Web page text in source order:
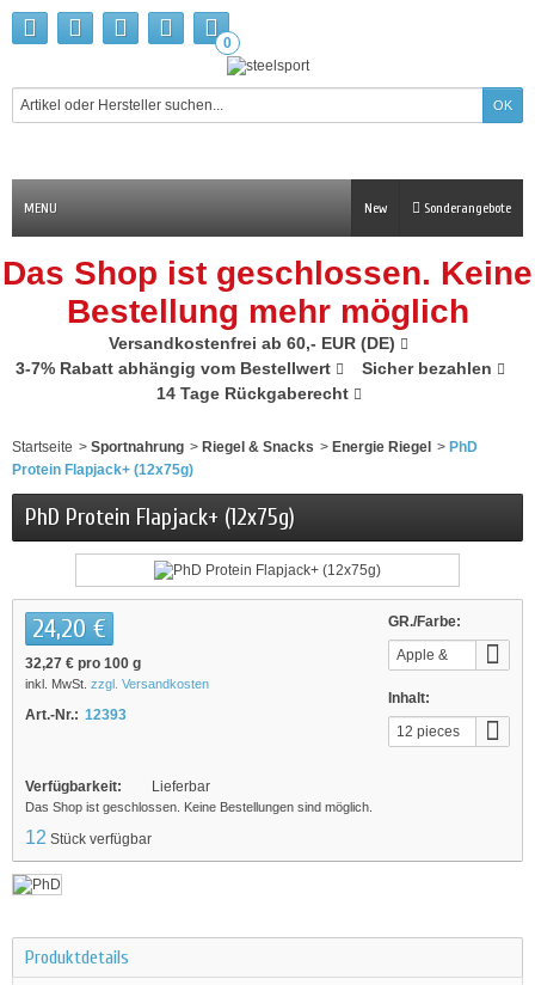
0
MENU Sonderangebote
New
Das Shop ist geschlossen. Keine
Bestellung mehr möglich
Versandkostenfrei ab 60,- EUR (DE)
3-7% Rabatt abhängig vom Bestellwert
Sicher bezahlen
14 Tage Rückgaberecht
Startseite > Sportnahrung > Riegel & Snacks > Energie Riegel > PhD
Protein Flapjack+ (12x75g)
PhD Protein Flapjack+ (12x75g)
GR./Farbe:
Apple &
Inhalt:
12 pieces
24,20 €
32,27 € pro 100 g
inkl. MwSt. zzgl. Versandkosten
Art.-Nr.: 12393
Verfügbarkeit: Lieferbar
Das Shop ist geschlossen. Keine Bestellungen sind möglich.
12 Stück verfügbar
Produktdetails